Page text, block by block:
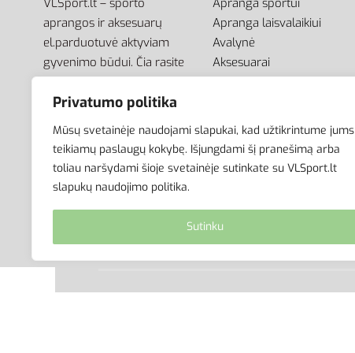
Privatumo politika
Mūsų svetainėje naudojami slapukai, kad užtikrintume jums
teikiamų paslaugų kokybę. Išjungdami šį pranešimą arba
toliau naršydami šioje svetainėje sutinkate su VLSport.lt
slapukų naudojimo politika.
Sutinku
aprangos ir aksesuarų
el.parduotuvė aktyviam
gyvenimo būdui. Čia rasite
aprangą visai šeimai –
vyrams, moterims bei
Apranga laisvalaikiui
Avalynė
Aksesuarai
Krepšiai